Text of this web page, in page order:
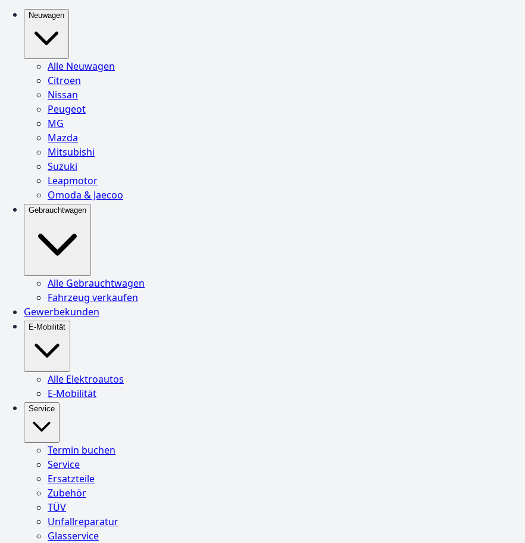
Neuwagen
Alle Neuwagen
Citroen
Nissan
Peugeot
MG
Mazda
Mitsubishi
Suzuki
Leapmotor
Omoda & Jaecoo
Gebrauchtwagen
Alle Gebrauchtwagen
Fahrzeug verkaufen
Gewerbekunden
E-Mobilität
Alle Elektroautos
E-Mobilität
Service
Termin buchen
Service
Ersatzteile
Zubehör
TÜV
Unfallreparatur
Glasservice